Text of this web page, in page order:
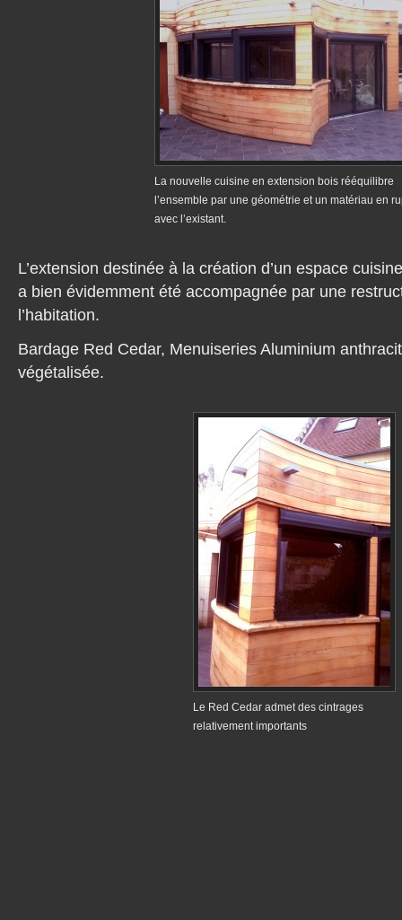
La nouvelle cuisine en extension bois rééquilibre
l’ensemble par une géométrie et un matériau en
avec l’existant.
L’extension destinée à la création d’un espace
a bien évidemment été accompagnée par une
l’habitation.
Bardage Red Cedar, Menuiseries Aluminium
végétalisée.
Le Red Cedar admet des cintrages
relativement importants